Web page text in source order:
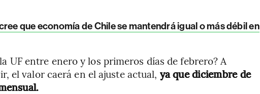
que economía de Chile se mantendrá igual o más débil en
UF entre enero y los primeros días de febrero? A
el valor caerá en el ajuste actual, ya que diciembre de